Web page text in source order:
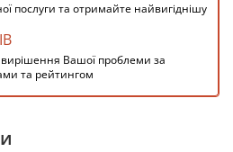
послуги та отримайте найвигіднішу
Вашої проблеми за
та рейтингом